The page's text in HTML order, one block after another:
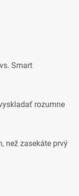
Smart
rozumne
než zasekáte prvý